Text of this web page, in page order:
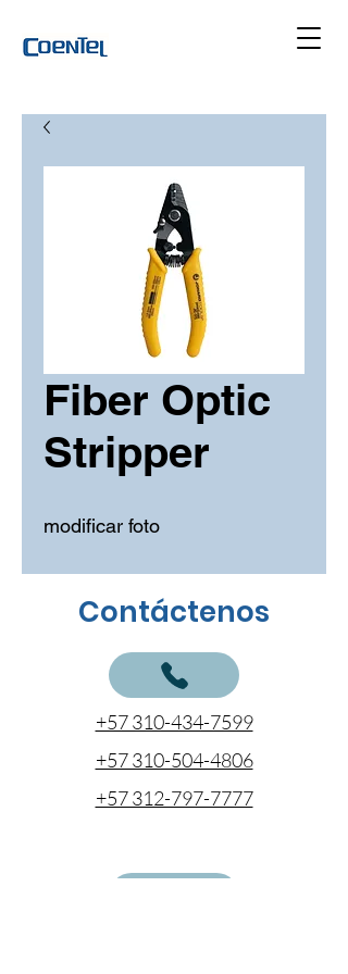
Fiber Optic
Stripper
modificar foto
Contáctenos
+57 310-434-7599
+57 310-504-4806
+57 312-797-7777